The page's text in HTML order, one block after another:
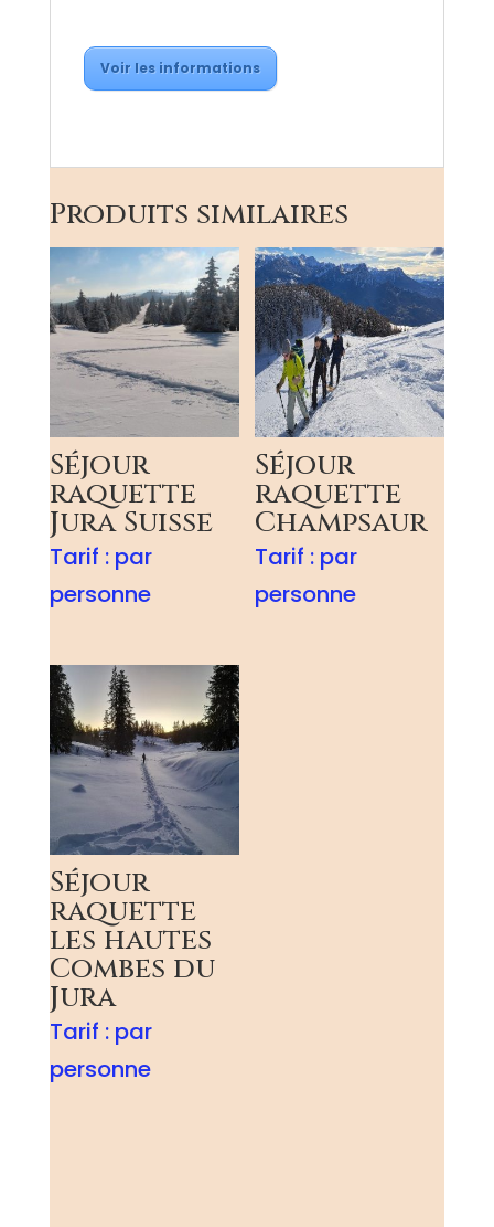
Voir les informations
Produits similaires
Séjour
raquette
Jura Suisse
Tarif : par
personne
Séjour
raquette
Champsaur
Tarif : par
personne
Séjour
raquette
les hautes
Combes du
Jura
Tarif : par
personne